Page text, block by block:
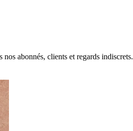
abonnés, clients et regards indiscrets.